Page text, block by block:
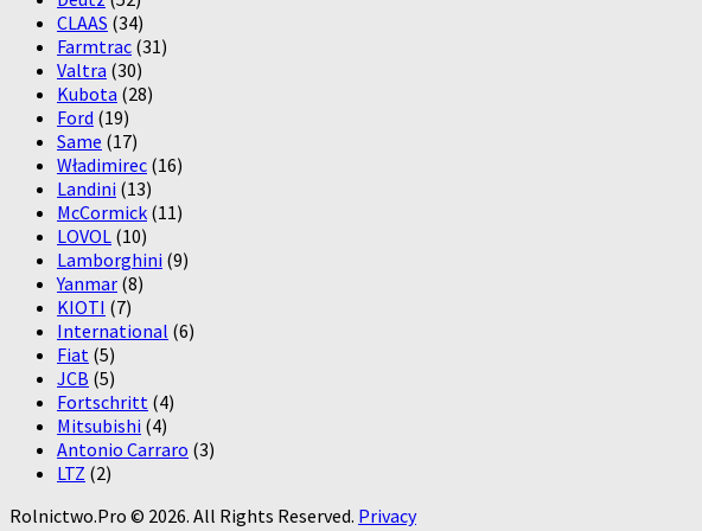
CLAAS (34)
Farmtrac (31)
Valtra (30)
Kubota (28)
Ford (19)
Same (17)
Władimirec (16)
Landini (13)
McCormick (11)
LOVOL (10)
Lamborghini (9)
Yanmar (8)
KIOTI (7)
International (6)
Fiat (5)
JCB (5)
Fortschritt (4)
Mitsubishi (4)
Antonio Carraro (3)
LTZ (2)
Rolnictwo.Pro © 2026. All Rights Reserved. Privacy